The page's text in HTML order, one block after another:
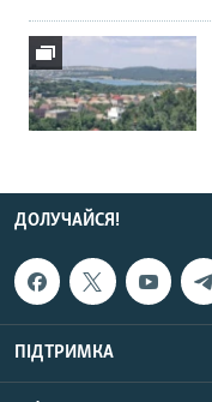
ДОЛУЧАЙСЯ!
ПІДТРИМКА